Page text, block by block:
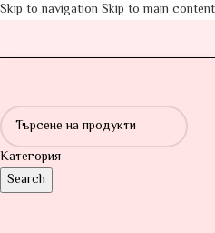
Skip to navigation Skip to main content
Категория
Search